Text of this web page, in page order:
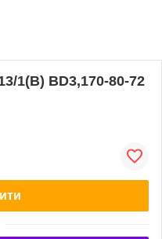
1(В) BD3,170-80-72